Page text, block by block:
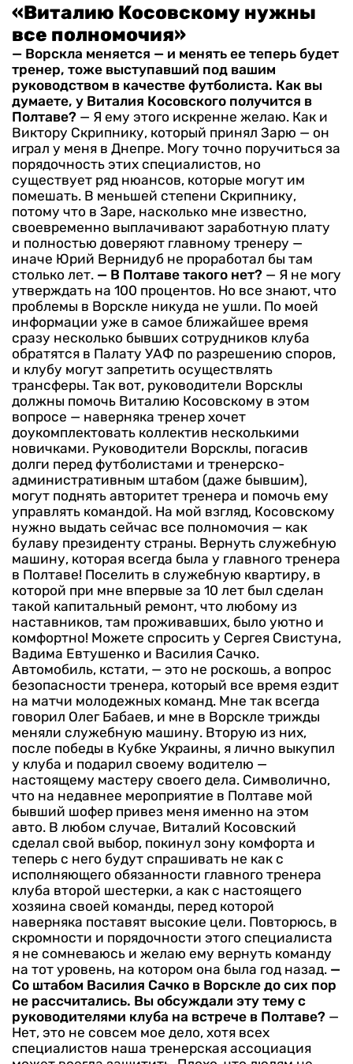
«Виталию Косовскому нужны
все полномочия»
— Ворскла меняется — и менять ее теперь будет
тренер, тоже выступавший под вашим
руководством в качестве футболиста. Как вы
думаете, у Виталия Косовского получится в
Полтаве? — Я ему этого искренне желаю. Как и
Виктору Скрипнику, который принял Зарю — он
играл у меня в Днепре. Могу точно поручиться за
порядочность этих специалистов, но
существует ряд нюансов, которые могут им
помешать. В меньшей степени Скрипнику,
потому что в Заре, насколько мне известно,
своевременно выплачивают заработную плату
и полностью доверяют главному тренеру —
иначе Юрий Вернидуб не проработал бы там
столько лет. — В Полтаве такого нет? — Я не могу
утверждать на 100 процентов. Но все знают, что
проблемы в Ворскле никуда не ушли. По моей
информации уже в самое ближайшее время
сразу несколько бывших сотрудников клуба
обратятся в Палату УАФ по разрешению споров,
и клубу могут запретить осуществлять
трансферы. Так вот, руководители Ворсклы
должны помочь Виталию Косовскому в этом
вопросе — наверняка тренер хочет
доукомплектовать коллектив несколькими
новичками. Руководители Ворсклы, погасив
долги перед футболистами и тренерско-
административным штабом (даже бывшим),
могут поднять авторитет тренера и помочь ему
управлять командой. На мой взгляд, Косовскому
нужно выдать сейчас все полномочия — как
булаву президенту страны. Вернуть служебную
машину, которая всегда была у главного тренера
в Полтаве! Поселить в служебную квартиру, в
которой при мне впервые за 10 лет был сделан
такой капитальный ремонт, что любому из
наставников, там проживавших, было уютно и
комфортно! Можете спросить у Сергея Свистуна,
Вадима Евтушенко и Василия Сачко.
Автомобиль, кстати, — это не роскошь, а вопрос
безопасности тренера, который все время ездит
на матчи молодежных команд. Мне так всегда
говорил Олег Бабаев, и мне в Ворскле трижды
меняли служебную машину. Вторую из них,
после победы в Кубке Украины, я лично выкупил
у клуба и подарил своему водителю —
настоящему мастеру своего дела. Символично,
что на недавнее мероприятие в Полтаве мой
бывший шофер привез меня именно на этом
авто. В любом случае, Виталий Косовский
сделал свой выбор, покинул зону комфорта и
теперь с него будут спрашивать не как с
исполняющего обязанности главного тренера
клуба второй шестерки, а как с настоящего
хозяина своей команды, перед которой
наверняка поставят высокие цели. Повторюсь, в
скромности и порядочности этого специалиста
я не сомневаюсь и желаю ему вернуть команду
на тот уровень, на котором она была год назад. —
Со штабом Василия Сачко в Ворскле до сих пор
не рассчитались. Вы обсуждали эту тему с
руководителями клуба на встрече в Полтаве? —
Нет, это не совсем мое дело, хотя всех
специалистов наша тренерская ассоциация